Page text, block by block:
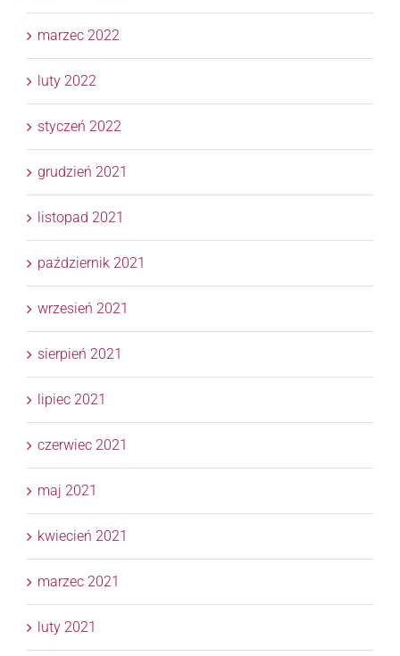
marzec 2022
luty 2022
styczeń 2022
grudzień 2021
listopad 2021
październik 2021
wrzesień 2021
sierpień 2021
lipiec 2021
czerwiec 2021
maj 2021
kwiecień 2021
marzec 2021
luty 2021